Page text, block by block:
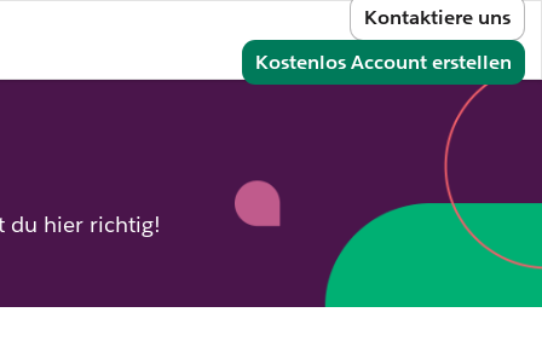
Kontaktiere uns
Kostenlos Account erstellen
du hier richtig!